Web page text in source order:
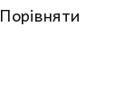
Порівняти